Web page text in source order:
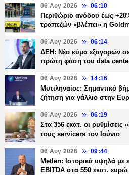
06 Αυγ 2026 06:10
Περιθώριο ανόδου έως
τραπεζών «βλέπει» η
06 Αυγ 2026 06:14
ΔΕΗ: Νέο κύμα εξαγορών
πρώτη φάση του data
06 Αυγ 2026 14:16
Μυτιληναίος: Σημαντικό
ζήτηση για γάλλιο στην
06 Αυγ 2026 06:19
Στα 356 εκατ. οι
τους servicers τον Ιούνιο
06 Αυγ 2026 09:44
Metlen: Ιστορικά υψηλά με
EBITDA στα 550 εκατ.